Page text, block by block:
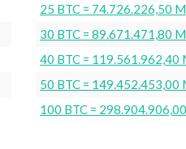
25 BTC = 74.726.226,50
30 BTC = 89.671.471,80
40 BTC = 119.561.962,40
50 BTC = 149.452.453,00
100 BTC =